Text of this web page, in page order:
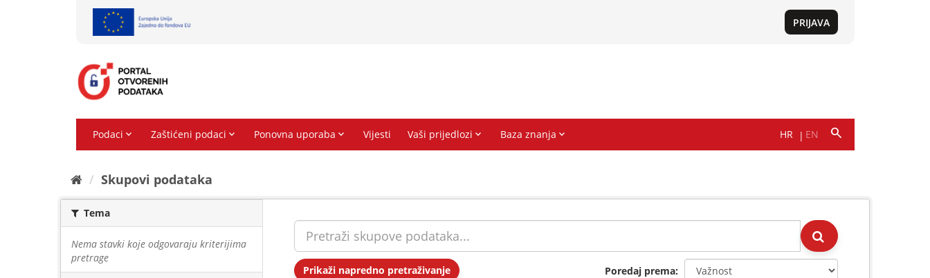
Skupovi podаtаkа
Tema
Nema stavki koje odgovaraju kriterijima
pretrage
Prikaži napredno pretraživanje Poredaj prema